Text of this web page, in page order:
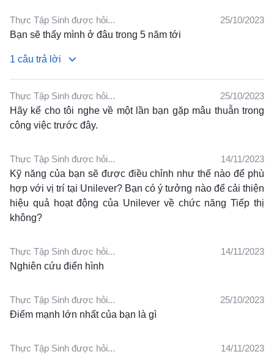
Thực Tập Sinh được hỏi...
25/10/2023
Bạn sẽ thấy mình ở đâu trong 5 năm tới
1 câu trả lời
↳
Tôi không thể nói nhiều về mình trong tương lai vì tôi
không phải là người đi theo một con đường mà mình
đã vạch ra. Tôi nghĩ mình có thể trở thành nhân viên
tại một nơi làm việc chuyên nghiệp như Unilever với
mục đích rèn luyện bản thân trước khi đóng góp cho
công việc kinh doanh của gia đình.
Thực Tập Sinh được hỏi...
25/10/2023
Hãy kể cho tôi nghe về một lần bạn gặp mâu thuẫn trong
công việc trước đây.
Thực Tập Sinh được hỏi...
14/11/2023
Kỹ năng của bạn sẽ được điều chỉnh như thế nào để phù
hợp với vị trí tại Unilever? Bạn có ý tưởng nào để cải thiện
hiệu quả hoạt động của Unilever về chức năng Tiếp thị
không?
Thực Tập Sinh được hỏi...
14/11/2023
Nghiên cứu điển hình
Thực Tập Sinh được hỏi...
25/10/2023
Điểm mạnh lớn nhất của bạn là gì
Thực Tập Sinh được hỏi...
14/11/2023